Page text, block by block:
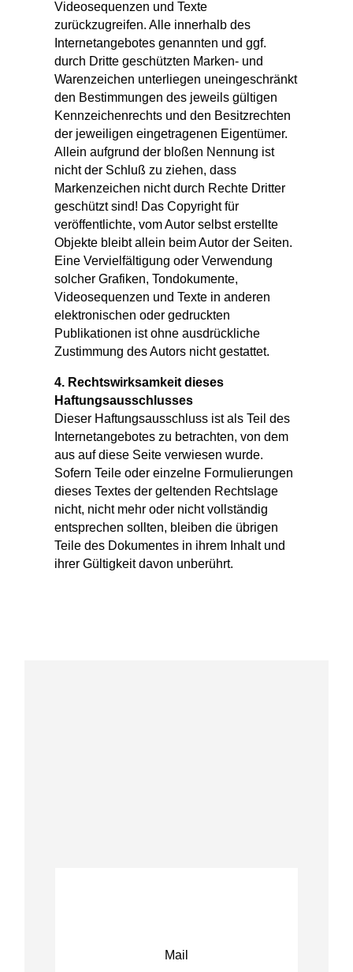
Videosequenzen und Texte
zurückzugreifen. Alle innerhalb des
Internetangebotes genannten und ggf.
durch Dritte geschützten Marken- und
Warenzeichen unterliegen uneingeschränkt
den Bestimmungen des jeweils gültigen
Kennzeichenrechts und den Besitzrechten
der jeweiligen eingetragenen Eigentümer.
Allein aufgrund der bloßen Nennung ist
nicht der Schluß zu ziehen, dass
Markenzeichen nicht durch Rechte Dritter
geschützt sind! Das Copyright für
veröffentlichte, vom Autor selbst erstellte
Objekte bleibt allein beim Autor der Seiten.
Eine Vervielfältigung oder Verwendung
solcher Grafiken, Tondokumente,
Videosequenzen und Texte in anderen
elektronischen oder gedruckten
Publikationen ist ohne ausdrückliche
Zustimmung des Autors nicht gestattet.
4. Rechtswirksamkeit dieses
Haftungsausschlusses
Dieser Haftungsausschluss ist als Teil des
Internetangebotes zu betrachten, von dem
aus auf diese Seite verwiesen wurde.
Sofern Teile oder einzelne Formulierungen
dieses Textes der geltenden Rechtslage
nicht, nicht mehr oder nicht vollständig
entsprechen sollten, bleiben die übrigen
Teile des Dokumentes in ihrem Inhalt und
ihrer Gültigkeit davon unberührt.
Mail